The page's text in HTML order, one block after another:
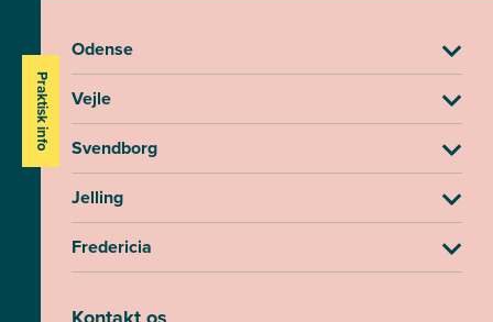
Praktisk info
Odense
Vejle
Svendborg
Jelling
Fredericia